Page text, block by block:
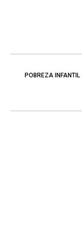
POBREZA INFANTIL